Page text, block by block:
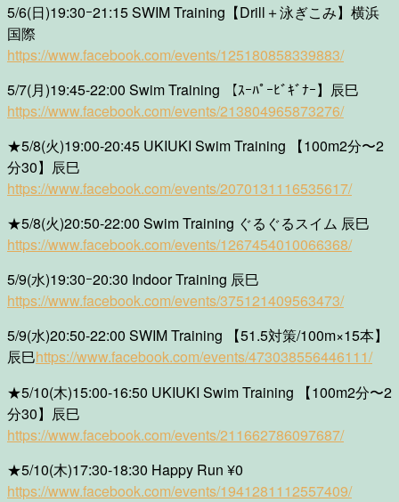
5/6(日)19:30ｰ21:15 SWIM Training【Drill＋泳ぎこみ】横浜
国際
https://www.facebook.com/events/125180858339883/
5/7(月)19:45-22:00 Swim Training 【ｽｰﾊﾟｰﾋﾞｷﾞﾅｰ】辰巳
https://www.facebook.com/events/213804965873276/
★5/8(火)19:00-20:45 UKIUKI Swim Training 【100m2分〜2
分30】辰巳
https://www.facebook.com/events/2070131116535617/
★5/8(火)20:50-22:00 Swim Training ぐるぐるスイム 辰巳
https://www.facebook.com/events/1267454010066368/
5/9(水)19:30ｰ20:30 Indoor Training 辰巳
https://www.facebook.com/events/375121409563473/
5/9(水)20:50-22:00 SWIM Training 【51.5対策/100m×15本】
辰巳https://www.facebook.com/events/473038556446111/
★5/10(木)15:00-16:50 UKIUKI Swim Training 【100m2分〜2
分30】辰巳
https://www.facebook.com/events/211662786097687/
★5/10(木)17:30-18:30 Happy Run ¥0
https://www.facebook.com/events/1941281112557409/